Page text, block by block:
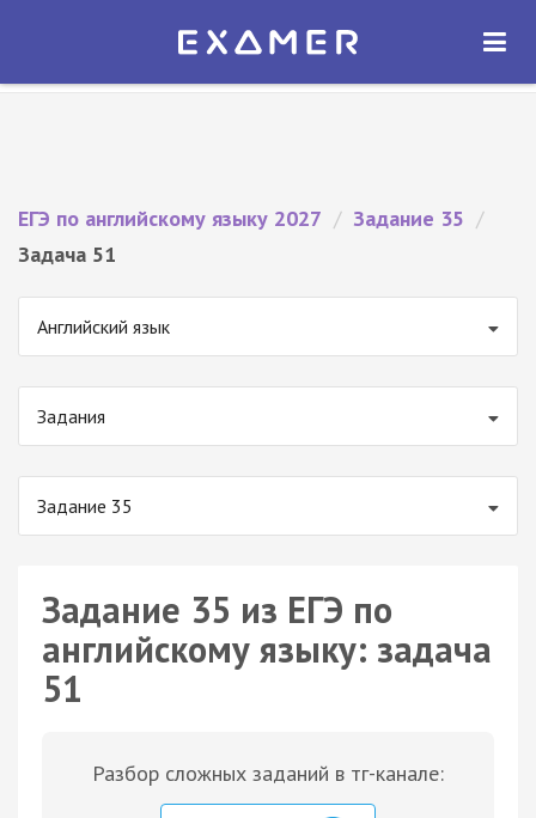
Экзамер — ЕГЭ 2027
ОТКРЫТЬ
ЕГЭ по английскому языку 2027 / Задание 35 /
Задача 51
Английский язык
Задания
Задание 35
Задание 35 из ЕГЭ по
английскому языку: задача
51
Разбор сложных заданий в тг-канале: